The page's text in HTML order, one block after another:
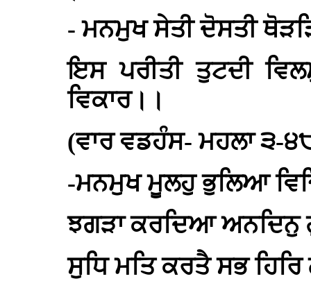
- ਮਨਮੁਖ ਸੇਤੀ ਦੋਸਤੀ
ਇਸ ਪਰੀਤੀ ਤੁਟਦੀ
ਵਿਕਾਰ।।
(ਵਾਰ ਵਡਹੰਸ- ਮਹਲਾ ੩-
-ਮਨਮੁਖ ਮੂਲਹੁ ਭੁਲਿਆ
ਝਗੜਾ ਕਰਦਿਆ ਅਨਦਿਨੁ
ਸੁਧਿ ਮਤਿ ਕਰਤੈ ਸਭ